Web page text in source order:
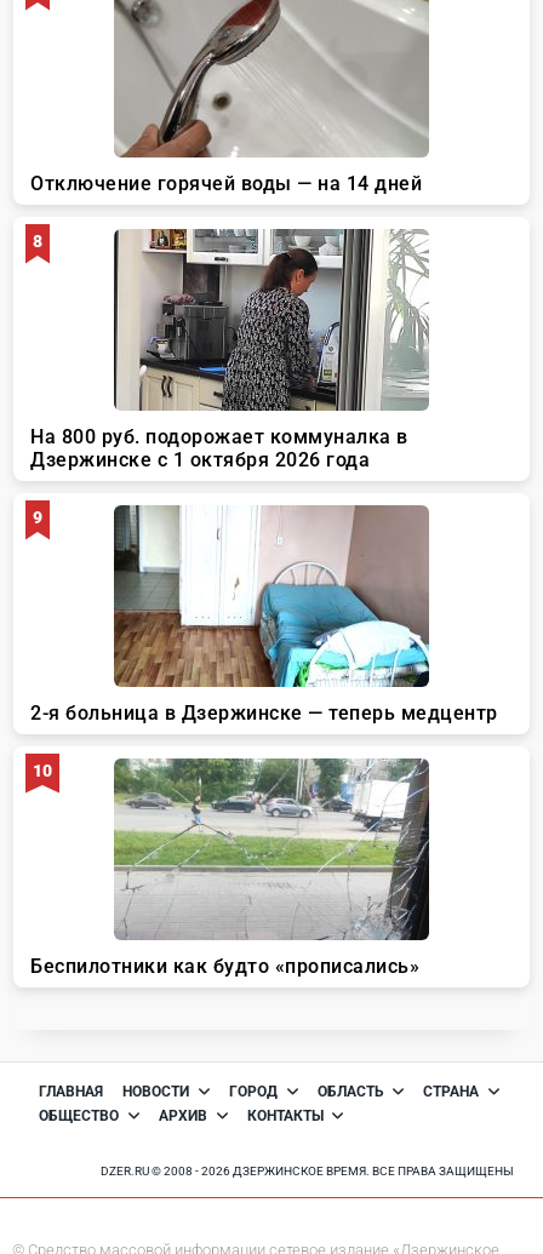
ГЛАВНАЯ НОВОСТИ ГОРОД ОБЛАСТЬ
СТРАНА
ОБЩЕСТВО
АРХИВ КОНТАКТЫ
DZER.RU © 2008 - 2026 ДЗЕРЖИНСКОЕ ВРЕМЯ. ВСЕ ПРАВА ЗАЩИЩЕНЫ
© Средство массовой информации сетевое издание «Дзержинское